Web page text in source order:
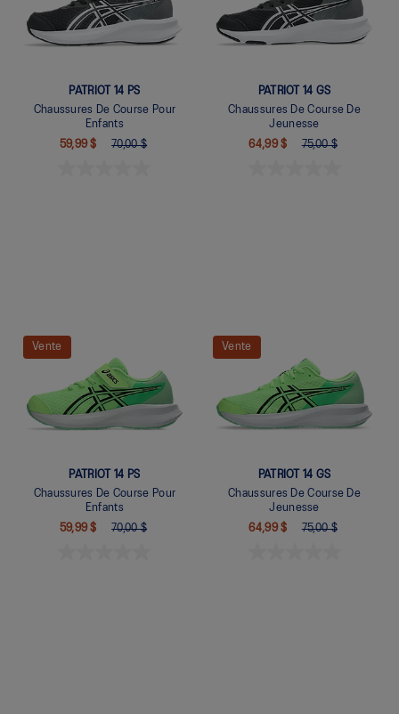
PATRIOT 14 PS
Chaussures De Course Pour
Enfants
59,99 $
70,00 $
Quickview
PATRIOT 14 GS
Chaussures De Course De
Jeunesse
64,99 $
75,00 $
Quickview
Vente
PATRIOT 14 PS
Chaussures De Course Pour
Enfants
59,99 $
70,00 $
Vente
PATRIOT 14 GS
Chaussures De Course De
Jeunesse
64,99 $
75,00 $